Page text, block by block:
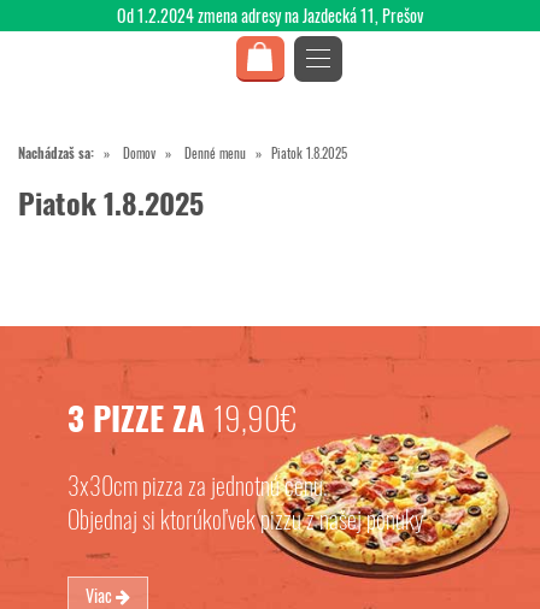
Nachádzaš sa: Domov Denné menu Piatok 1.8.2025
Piatok 1.8.2025
3 PIZZE ZA 19,90€
3x30cm pizza za jednotnú cenu.
Objednaj si ktorúkoľvek pizzu z našej ponuky
Viac
Od 1.2.2024 zmena adresy na Jazdecká 11, Prešov